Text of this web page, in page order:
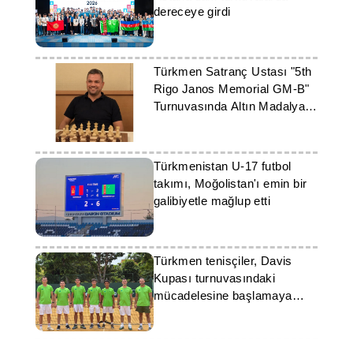
dereceye girdi
Türkmen Satranç Ustası "5th
Rigo Janos Memorial GM-B"
Turnuvasında Altın Madalya
Türkmenistan U-17 futbol
takımı, Moğolistan'ı emin bir
galibiyetle mağlup etti
Türkmen tenisçiler, Davis
Kupası turnuvasındaki
mücadelesine başlamaya
hazırlanıyor